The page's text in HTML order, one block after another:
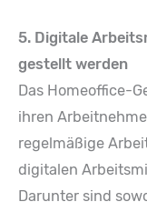
5. Digitale
gestellt werden
Das Homeoffice-
ihren
regelmäßige
digitalen
Darunter sind